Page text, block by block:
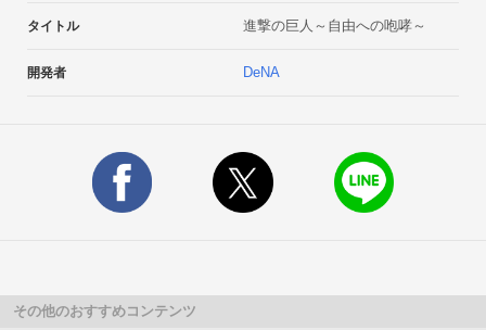
生きる為の”資源”が充足にない彼らにとって、その”資源”を入手
”超重要機密"を知る数人の壁外追放者達の生存により、恐るべ
き巨人の力を手に入れた彼らは次第にその力を利用し、争い合
・個性溢れる“巨人”を使って他の街を襲撃せよ！
タイトル 進撃の巨人～自由への咆哮～
開発者 DeNA
その他のおすすめコンテンツ